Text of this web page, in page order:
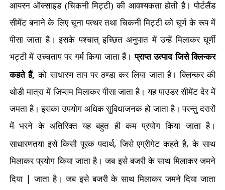
आयरन ऑक्साइड (चिकनी मिट्टी) की आवश्यकता होती है। पोर्टलैंड
सीमेंट बनाने के लिए चूना पत्थर तथा चिकनी मिट्टी को चूर्ण के रूप में
पीसा जाता है। इसके पश्चात् इच्छित अनुपात में उन्हें मिलाकर घूर्णी
भट्टी में उच्चताप पर गर्म किया जाता हैं। प्राप्त उत्पाद जिसे क्लिन्कर
कहते हैं,को साधारण ताप पर ठण्डा कर लिया जाता है। क्लिन्कर की
थोडी मात्रा में जिप्सम मिलाकर पीसा जाता है। यह पाउडर सीमेंट देर में
जमता है। इसका उपयोग अधिक सुविधाजनक हो जाता है। परन्तु दरारों
में भरने के अतिरिक्त यह बहुत ही कम प्रयोग किया जाता है।
साधारणतया इसे किसी पूरक पदार्थ,जिसे एग्रीगेट कहते है,के साथ
मिलाकर प्रयोग किया जाता है। जब इसे बजरी के साथ मिलाकर जमने
दिया |जाता है। जब इसे बजरी के साथ मिलाकर जमने दिया जाता